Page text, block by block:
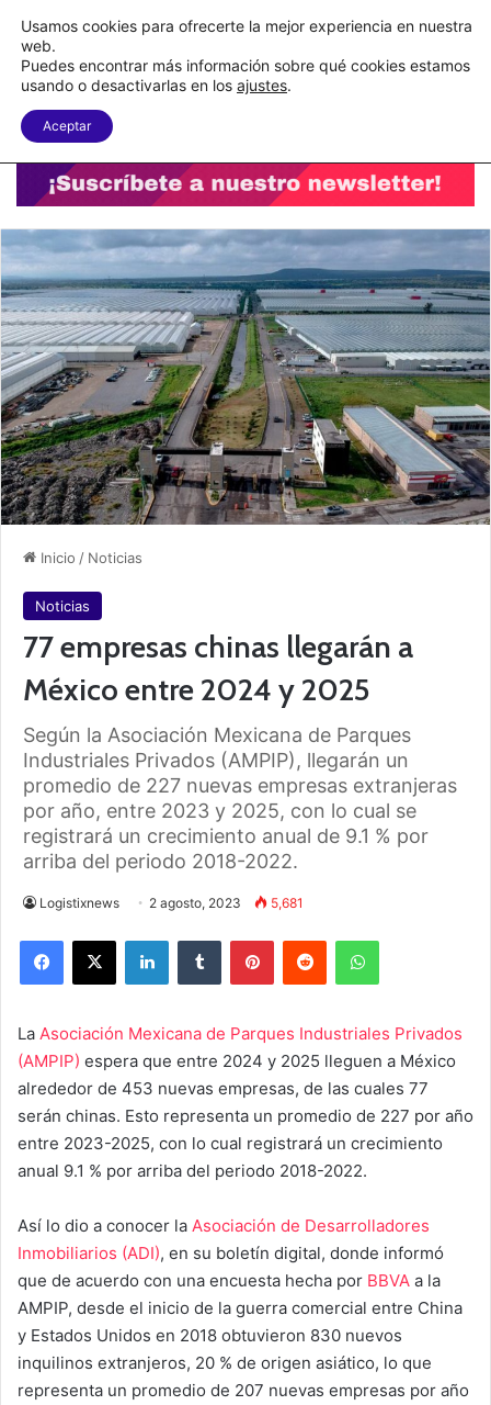
C&A México completa la implementación de su WMS en la nube
Menu
Inicio / Noticias
Noticias
77 empresas chinas llegarán a
México entre 2024 y 2025
Según la Asociación Mexicana de Parques
Industriales Privados (AMPIP), llegarán un
promedio de 227 nuevas empresas extranjeras
por año, entre 2023 y 2025, con lo cual se
registrará un crecimiento anual de 9.1 % por
arriba del periodo 2018-2022.
Logistixnews 2 agosto, 2023 5,681
La Asociación Mexicana de Parques Industriales Privados
(AMPIP) espera que entre 2024 y 2025 lleguen a México
alrededor de 453 nuevas empresas, de las cuales 77
serán chinas. Esto representa un promedio de 227 por año
entre 2023-2025, con lo cual registrará un crecimiento
anual 9.1 % por arriba del periodo 2018-2022.
Así lo dio a conocer la Asociación de Desarrolladores
Inmobiliarios (ADI), en su boletín digital, donde informó
que de acuerdo con una encuesta hecha por BBVA a la
AMPIP, desde el inicio de la guerra comercial entre China
y Estados Unidos en 2018 obtuvieron 830 nuevos
inquilinos extranjeros, 20 % de origen asiático, lo que
representa un promedio de 207 nuevas empresas por año
Usamos cookies para ofrecerte la mejor experiencia en nuestra
web.
Puedes encontrar más información sobre qué cookies estamos
usando o desactivarlas en los ajustes.
Aceptar